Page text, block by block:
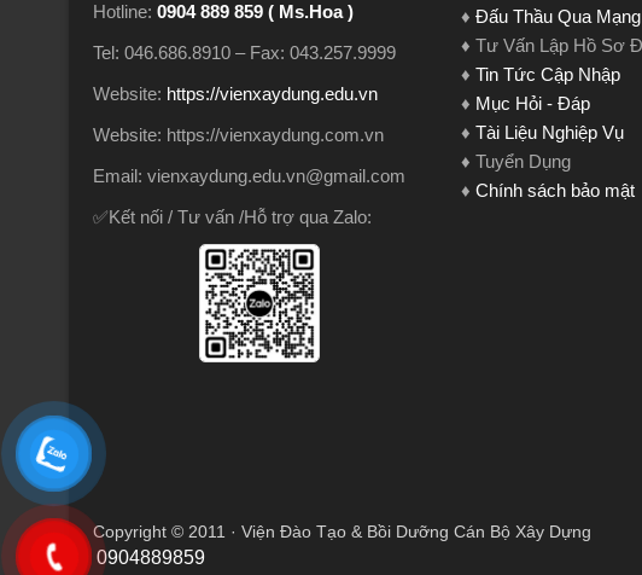
0904889859
Hotline: 0904 889 859 ( Ms.Hoa )
Tel: 046.686.8910 – Fax: 043.257.9999
Website: https://vienxaydung.edu.vn
Website: https://vienxaydung.com.vn
Email: vienxaydung.edu.vn@gmail.com
✅Kết nối / Tư vấn /Hỗ trợ qua Zalo:
♦ Đấu Thầu Qua Mạng
♦ Tư Vấn Lập Hồ Sơ
♦ Tin Tức Cập Nhập
♦ Mục Hỏi - Đáp
♦ Tài Liệu Nghiệp Vụ
♦ Tuyển Dụng
♦ Chính sách bảo mật
Copyright © 2011 · Viện Đào Tạo & Bồi Dưỡng Cán Bộ Xây Dựng